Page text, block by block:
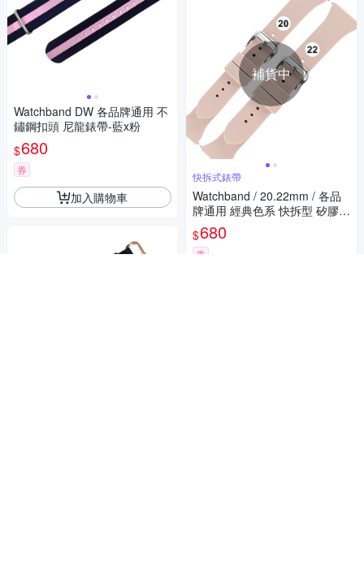
Watchband DW 各品牌通用 不
鏽鋼扣頭 尼龍錶帶-藍x粉
$680
券
加入購物車
補貨中
快拆式錶帶
Watchband / 20.22mm / 各品
牌通用 經典色系 快拆型 矽膠錶
帶-粉色
$680
券